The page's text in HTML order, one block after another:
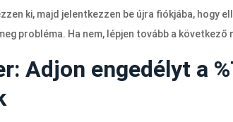
ki, majd jelentkezzen be újra fiókjába,
probléma. Ha nem, lépjen tovább a következő
Adjon engedélyt a